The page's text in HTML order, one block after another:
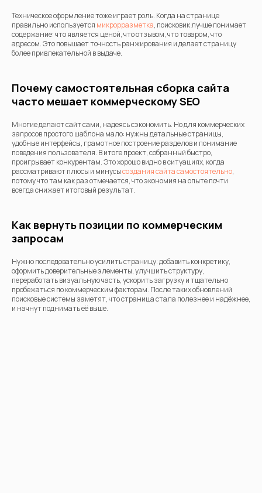
Техническое оформление тоже играет роль. Когда на странице
правильно используется микрорразметка, поисковик лучше понимает
содержание: что является ценой, что отзывом, что товаром, что
адресом. Это повышает точность ранжирования и делает страницу
более привлекательной в выдаче.
Почему самостоятельная сборка сайта
часто мешает коммерческому SEO
Многие делают сайт сами, надеясь сэкономить. Но для коммерческих
запросов простого шаблона мало: нужны детальные страницы,
удобные интерфейсы, грамотное построение разделов и понимание
поведения пользователя. В итоге проект, собранный быстро,
проигрывает конкурентам. Это хорошо видно в ситуациях, когда
рассматривают плюсы и минусысоздания сайта самостоятельно,
потому что там как раз отмечается, что экономия на опыте почти
всегда снижает итоговый результат.
Как вернуть позиции по коммерческим
запросам
Нужно последовательно усилить страницу: добавить конкретику,
оформить доверительные элементы, улучшить структуру,
переработать визуальную часть, ускорить загрузку и тщательно
пробежаться по коммерческим факторам. После таких обновлений
поисковые системы заметят, что страница стала полезнее и надёжнее,
и начнут поднимать её выше.